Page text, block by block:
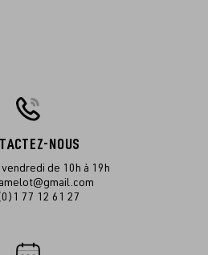
NOUS
vendredi de 10h à 19h
77 12 61 27